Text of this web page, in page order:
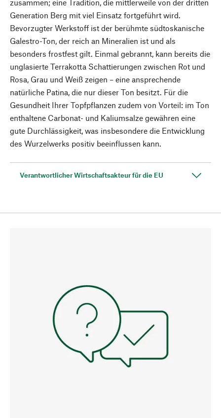
zusammen; eine Tradition, die mittlerweile von der dritten
Generation Berg mit viel Einsatz fortgeführt wird.
Bevorzugter Werkstoff ist der berühmte südtoskanische
Galestro-Ton, der reich an Mineralien ist und als
besonders frostfest gilt. Einmal gebrannt, kann bereits die
unglasierte Terrakotta Schattierungen zwischen Rot und
Rosa, Grau und Weiß zeigen – eine ansprechende
natürliche Patina, die nur dieser Ton besitzt. Für die
Gesundheit Ihrer Topfpflanzen zudem von Vorteil: im Ton
enthaltene Carbonat- und Kaliumsalze gewähren eine
gute Durchlässigkeit, was insbesondere die Entwicklung
des Wurzelwerks positiv beeinflussen kann.
Verantwortlicher Wirtschaftsakteur für die EU